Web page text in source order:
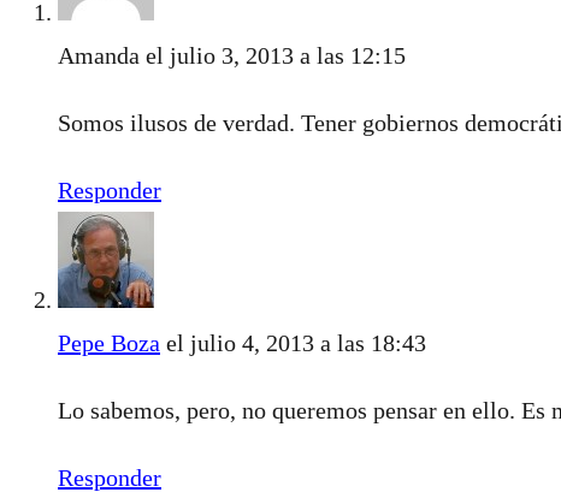
Amanda el julio 3, 2013 a las 12:15
Somos ilusos de verdad. Tener gobiernos
Responder
Pepe Boza el julio 4, 2013 a las 18:43
Lo sabemos, pero, no queremos pensar en ello.
Responder